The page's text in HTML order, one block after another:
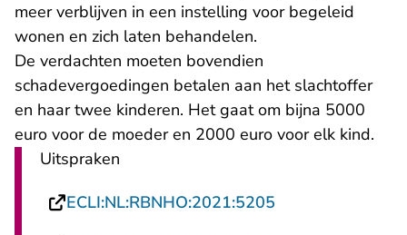
meer verblijven in een instelling voor begeleid
wonen en zich laten behandelen.
De verdachten moeten bovendien
schadevergoedingen betalen aan het slachtoffer
en haar twee kinderen. Het gaat om bijna 5000
euro voor de moeder en 2000 euro voor elk kind.
Uitspraken
ECLI:NL:RBNHO:2021:5205